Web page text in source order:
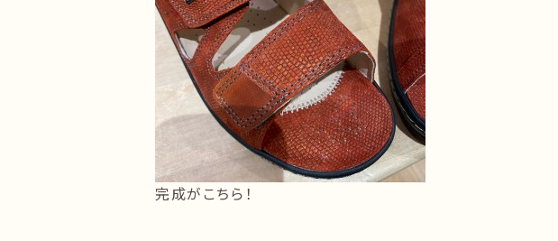
完成がこちら！